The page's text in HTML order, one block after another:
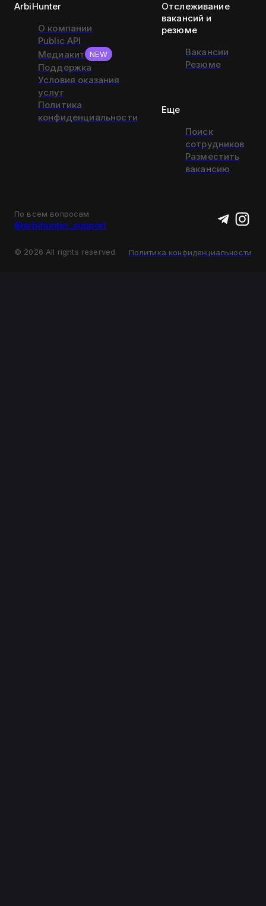
ArbiHunter
О компании
Public API
Медиакит NEW
Поддержка
Условия оказания
услуг
Политика
конфиденциальности
Отслеживание
вакансий и
резюме
Вакансии
Резюме
Еще
Поиск
сотрудников
Разместить
вакансию
По всем вопросам
@arbihunter_support
© 2026 All rights reserved Политика конфиденциальности